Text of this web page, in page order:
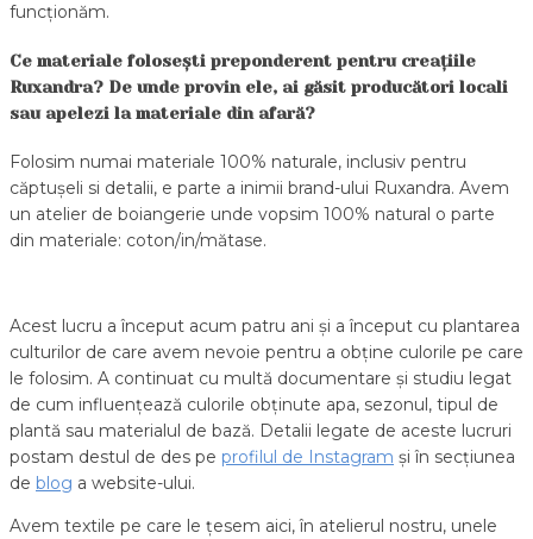
funcționăm.
Ce materiale folosești preponderent pentru creațiile
Ruxandra? De unde provin ele, ai găsit producători locali
sau apelezi la materiale din afară?
Folosim numai materiale 100% naturale, inclusiv pentru
căptușeli si detalii, e parte a inimii brand-ului Ruxandra. Avem
un atelier de boiangerie unde vopsim 100% natural o parte
din materiale: coton/in/mătase.
Acest lucru a început acum patru ani și a început cu plantarea
culturilor de care avem nevoie pentru a obține culorile pe care
le folosim. A continuat cu multă documentare și studiu legat
de cum influențează culorile obținute apa, sezonul, tipul de
plantă sau materialul de bază. Detalii legate de aceste lucruri
postam destul de des pe profilul de Instagram și în secțiunea
de blog a website-ului.
Avem textile pe care le țesem aici, în atelierul nostru, unele